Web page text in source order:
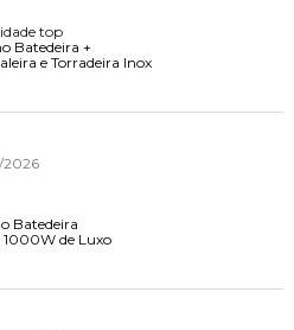
top
Batedeira +
e Torradeira Inox
Batedeira
de Luxo